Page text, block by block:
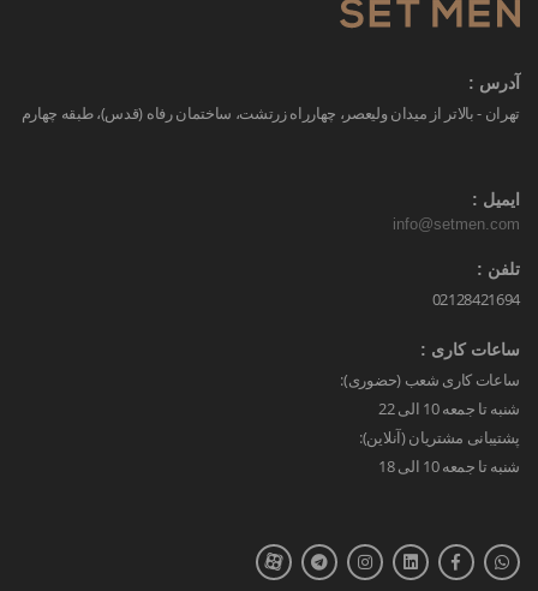
آدرس :
تهران - بالاتر از میدان ولیعصر، چهارراه زرتشت، ساختمان رفاه (قدس)، طبقه چهارم
ایمیل :
info@setmen.com
تلفن :
02128421694
ساعات کاری :
ساعات کاری شعب (حضوری):
شنبه تا جمعه 10 الی 22
پشتیبانی مشتریان (آنلاین):
شنبه تا جمعه 10 الی 18